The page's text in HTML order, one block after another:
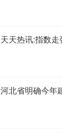
天天热讯:指数
河北省明确今年